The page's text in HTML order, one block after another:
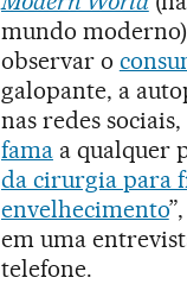
mundo
observar o
galopante, a
nas redes sociais,
famaa qualquer
da cirurgia para
envelhecimento
em uma
telefone.